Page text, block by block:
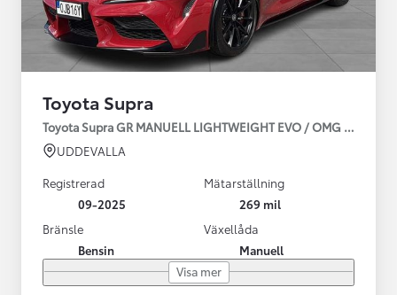
Toyota Supra
Toyota Supra GR MANUELL LIGHTWEIGHT EVO / OMG LEV!
UDDEVALLA
Registrerad
09-2025
Mätarställning
269 mil
Bränsle
Bensin
Växellåda
Manuell
Visa mer